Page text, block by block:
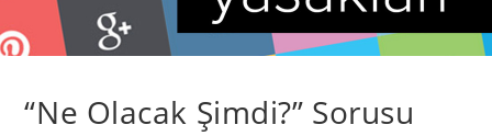
“Ne Olacak Şimdi?” Sorusu